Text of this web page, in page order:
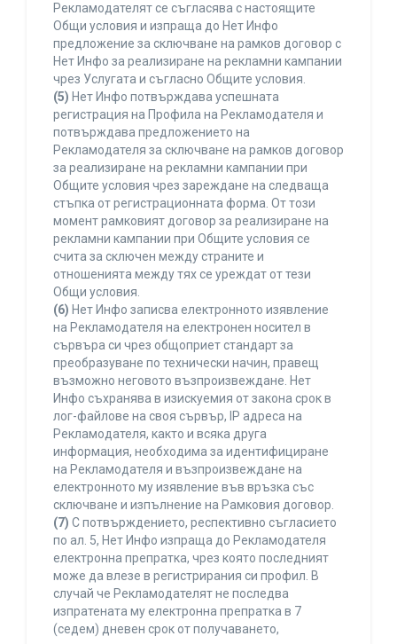
Рекламодателят се съгласява с настоящите
Общи условия и изпраща до Нет Инфо
предложение за сключване на рамков договор с
Нет Инфо за реализиране на рекламни кампании
чрез Услугата и съгласно Общите условия.
(5) Нет Инфо потвърждава успешната
регистрация на Профила на Рекламодателя и
потвърждава предложението на
Рекламодателя за сключване на рамков договор
за реализиране на рекламни кампании при
Общите условия чрез зареждане на следваща
стъпка от регистрационната форма. От този
момент рамковият договор за реализиране на
рекламни кампании при Общите условия се
счита за сключен между страните и
отношенията между тях се уреждат от тези
Общи условия.
(6) Нет Инфо записва електронното изявление
на Рекламодателя на електронен носител в
сървъра си чрез общоприет стандарт за
преобразуване по технически начин, правещ
възможно неговото възпроизвеждане. Нет
Инфо съхранява в изискуемия от закона срок в
лог-файлове на своя сървър, IP адреса на
Рекламодателя, както и всяка друга
информация, необходима за идентифициране
на Рекламодателя и възпроизвеждане на
електронното му изявление във връзка със
сключване и изпълнение на Рамковия договор.
(7) С потвърждението, респективно съгласието
по ал. 5, Нет Инфо изпраща до Рекламодателя
електронна препратка, чрез която последният
може да влезе в регистрирания си профил. В
случай че Рекламодателят не последва
изпратената му електронна препратка в 7
(седем) дневен срок от получаването,